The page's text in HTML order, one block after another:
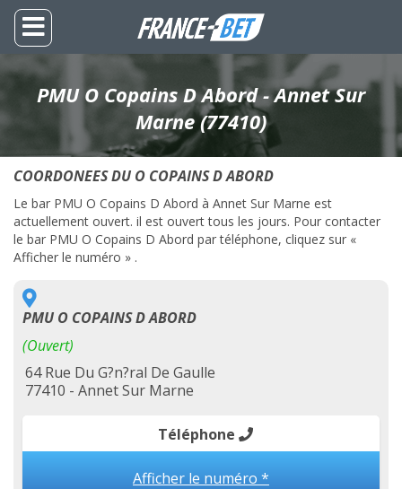
PMU O Copains D Abord - Annet Sur
Marne (77410)
COORDONEES DU O COPAINS D ABORD
Le bar PMU O Copains D Abord à Annet Sur Marne est
actuellement ouvert. il est ouvert tous les jours. Pour contacter
le bar PMU O Copains D Abord par téléphone, cliquez sur «
Afficher le numéro » .
PMU O COPAINS D ABORD
(Ouvert)
64 Rue Du G?n?ral De Gaulle
77410 - Annet Sur Marne
Téléphone
Afficher le numéro *